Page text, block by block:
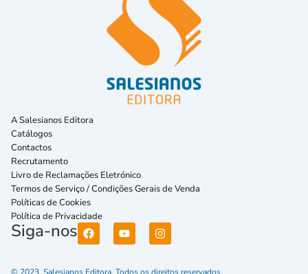
A Salesianos Editora
Catálogos
Contactos
Recrutamento
Livro de Reclamações Eletrónico
Termos de Serviço / Condições Gerais de Venda
Políticas de Cookies
Política de Privacidade
Siga-nos